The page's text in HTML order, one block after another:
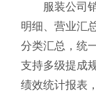
服装公司
明细、营业汇
分类汇总，统
支持多级提成
绩效统计报表